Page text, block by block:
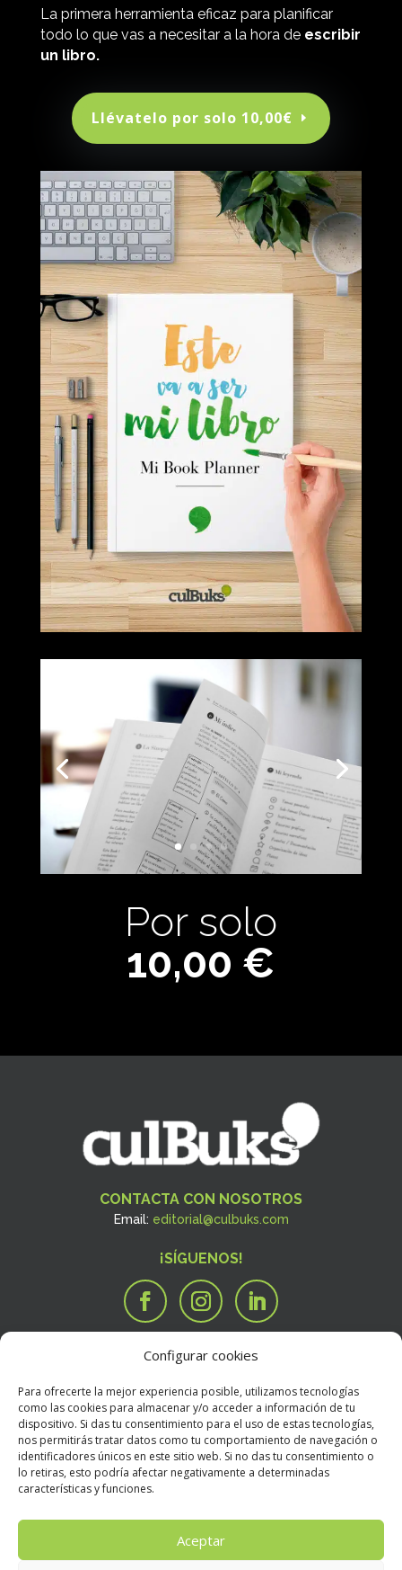
Configurar cookies
Para ofrecerte la mejor experiencia posible, utilizamos tecnologías
como las cookies para almacenar y/o acceder a información de tu
dispositivo. Si das tu consentimiento para el uso de estas tecnologías,
nos permitirás tratar datos como tu comportamiento de navegación o
identificadores únicos en este sitio web. Si no das tu consentimiento o
lo retiras, esto podría afectar negativamente a determinadas
características y funciones.
Aceptar
La primera herramienta eficaz para planificar
todo lo que vas a necesitar a la hora deescribir
un libro.
Llévatelo por solo 10,00€
Por solo
10,00 €
CONTACTA CON NOSOTROS
Email: editorial@culbuks.com
¡SÍGUENOS!
i Tengo un manuscrito
RNecesito que alguien valore mi libro
BOOKSTORE
ECondiciones Generales de Contratación
E Política de devoluciones
E